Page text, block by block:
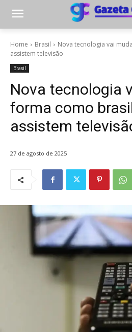
Home Brasil
Nova tecnologia vai
assistem televisão
Brasil
Nova tecnologia
forma como
assistem
27 de agosto de 2025